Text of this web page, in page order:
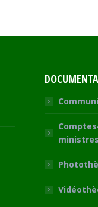
ministres